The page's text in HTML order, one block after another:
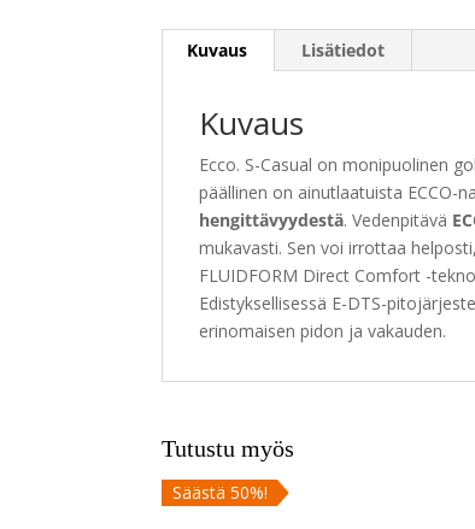
Kuvaus Lisätiedot
Kuvaus
Ecco. S-Casual on monipuolinen
päällinen on ainutlaatuista ECCO-
hengittävyydestä. Vedenpitävä
mukavasti. Sen voi irrottaa
FLUIDFORM Direct Comfort -
Edistyksellisessä E-DTS-
erinomaisen pidon ja vakauden.
Tutustu myös
Säästä 50%!